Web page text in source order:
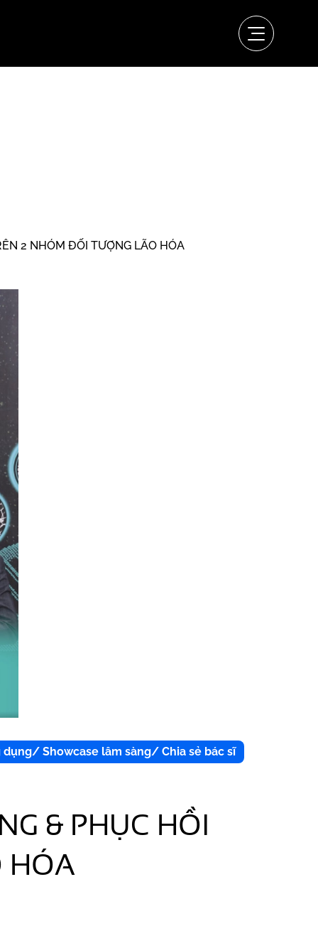
2 NHÓM ĐỐI TƯỢNG LÃO HÓA
dụng/ Showcase lâm sàng/ Chia sẻ bác sĩ
& PHỤC HỒI
HÓA